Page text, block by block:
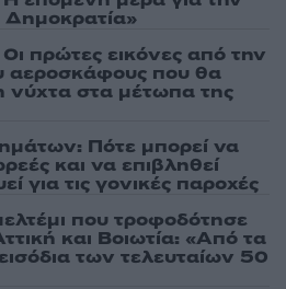
Δημοκρατία»
πρώτες εικόνες από την
αεροσκάφους που θα
νύχτα στα μέτωπα της
Πότε μπορεί να
και να επιβληθεί
για τις γονικές παροχές
που τροφοδότησε
και Βοιωτία: «Από τα
των τελευταίων 50